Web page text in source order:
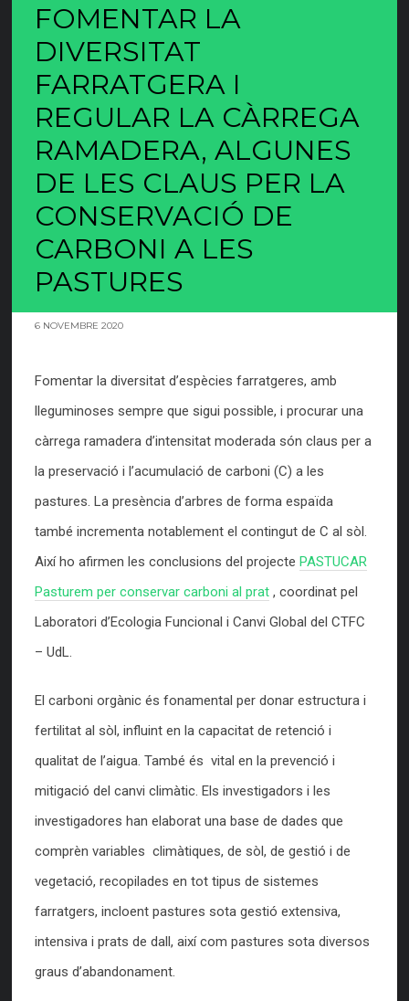
FOMENTAR LA
DIVERSITAT
FARRATGERA I
REGULAR LA CÀRREGA
RAMADERA, ALGUNES
DE LES CLAUS PER LA
CONSERVACIÓ DE
CARBONI A LES
PASTURES
6 NOVEMBRE 2020
Fomentar la diversitat d’espècies farratgeres, amb
lleguminoses sempre que sigui possible, i procurar una
càrrega ramadera d’intensitat moderada són claus per a
la preservació i l’acumulació de carboni (C) a les
pastures. La presència d’arbres de forma espaïda
també incrementa notablement el contingut de C al sòl.
Així ho afirmen les conclusions del projecte PASTUCAR
Pasturem per conservar carboni al prat , coordinat pel
Laboratori d’Ecologia Funcional i Canvi Global del CTFC
– UdL.
El carboni orgànic és fonamental per donar estructura i
fertilitat al sòl, influint en la capacitat de retenció i
qualitat de l’aigua. També és vital en la prevenció i
mitigació del canvi climàtic. Els investigadors i les
investigadores han elaborat una base de dades que
comprèn variables climàtiques, de sòl, de gestió i de
vegetació, recopilades en tot tipus de sistemes
farratgers, incloent pastures sota gestió extensiva,
intensiva i prats de dall, així com pastures sota diversos
graus d’abandonament.